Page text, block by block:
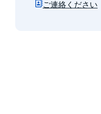
ご連絡ください